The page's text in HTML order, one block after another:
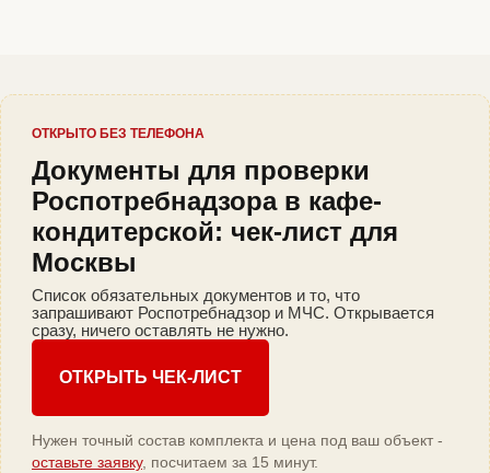
ОТКРЫТО БЕЗ ТЕЛЕФОНА
Документы для проверки
Роспотребнадзора в кафе-
кондитерской: чек-лист для
Москвы
Список обязательных документов и то, что
запрашивают Роспотребнадзор и МЧС. Открывается
сразу, ничего оставлять не нужно.
ОТКРЫТЬ ЧЕК-ЛИСТ
Нужен точный состав комплекта и цена под ваш объект -
оставьте заявку, посчитаем за 15 минут.